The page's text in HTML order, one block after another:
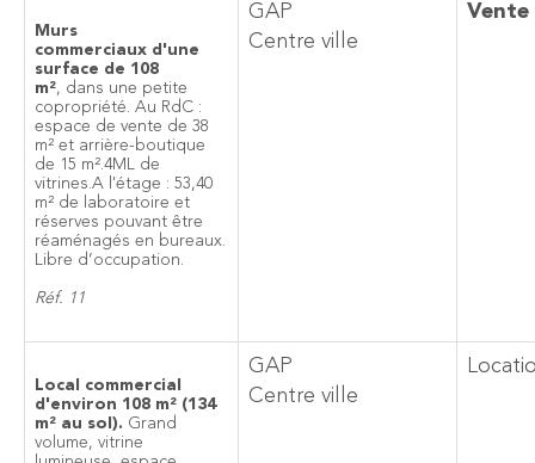
Murs
commerciaux d'une
surface de 108
m², dans une petite
copropriété. Au RdC :
espace de vente de 38
m² et arrière-boutique
de 15 m².4ML de
vitrines.A l'étage : 53,40
m² de laboratoire et
réserves pouvant être
réaménagés en bureaux.
Libre d’occupation.
Réf. 11
GAP
Centre ville
Vente
Local commercial
d'environ 108 m² (134
m² au sol). Grand
volume, vitrine
GAP
Centre ville